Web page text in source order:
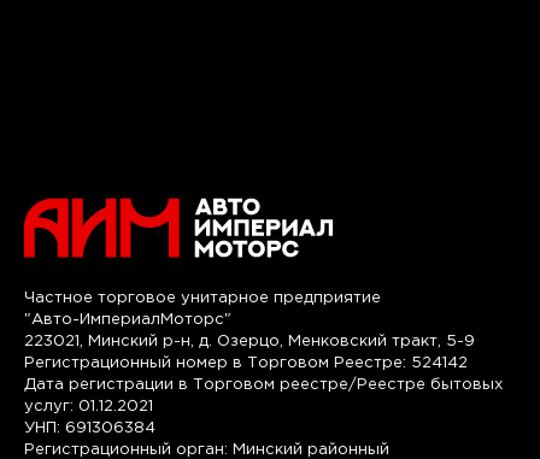
Частное торговое унитарное предприятие
"Авто-ИмпериалМоторс"
223021, Минский р-н, д. Озерцо, Менковский тракт, 5-9
Регистрационный номер в Торговом Реестре: 524142
Дата регистрации в Торговом реестре/Реестре бытовых
услуг: 01.12.2021
УНП: 691306384
Регистрационный орган: Минский районный